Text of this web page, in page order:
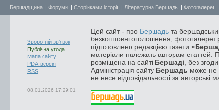
Бершадщина | Форуми | Сторінками історії | Літературна Бершадь | Фотогалереї
Зворотній зв'язок
Публічна угода
Мапа сайту
PDA-версія
RSS
08.01.2026 17:29:01
Цей сайт - про Бершадь та
безкоштовні оголошення, фотогалереї
підготовлено редакцією газети
матеріали належать авторам статтей.
розміщена на сайті Бершаді , без
Адміністрація сайту Бершадь може не
не несе відповідальності за авторські